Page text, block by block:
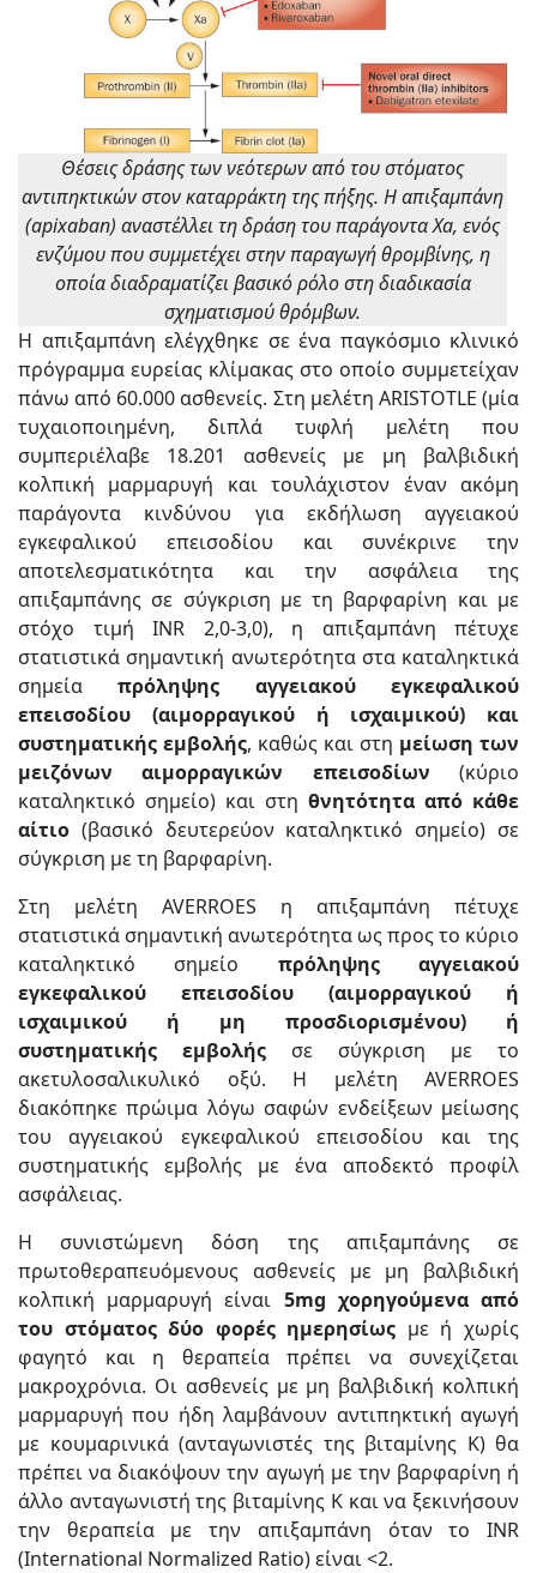
Θέσεις δράσης των νεότερων από του στόματος
αντιπηκτικών στον καταρράκτη της πήξης. Η απιξαμπάνη
(apixaban) αναστέλλει τη δράση του παράγοντα Xa, ενός
ενζύμου που συμμετέχει στην παραγωγή θρομβίνης, η
οποία διαδραματίζει βασικό ρόλο στη διαδικασία
σχηματισμού θρόμβων.
Η απιξαμπάνη ελέγχθηκε σε ένα παγκόσμιο κλινικό
πρόγραμμα ευρείας κλίμακας στο οποίο συμμετείχαν
πάνω από 60.000 ασθενείς. Στη μελέτη ARISTOTLE (μία
τυχαιοποιημένη, διπλά τυφλή μελέτη που
συμπεριέλαβε 18.201 ασθενείς με μη βαλβιδική
κολπική μαρμαρυγή και τουλάχιστον έναν ακόμη
παράγοντα κινδύνου για εκδήλωση αγγειακού
εγκεφαλικού επεισοδίου και συνέκρινε την
αποτελεσματικότητα και την ασφάλεια της
απιξαμπάνης σε σύγκριση με τη βαρφαρίνη και με
στόχο τιμή INR 2,0-3,0), η απιξαμπάνη πέτυχε
στατιστικά σημαντική ανωτερότητα στα καταληκτικά
σημείαπρόληψης αγγειακού εγκεφαλικού
επεισοδίου (αιμορραγικού ή ισχαιμικού) και
συστηματικής εμβολής, καθώς και στη μείωση των
μειζόνων αιμορραγικών επεισοδίων (κύριο
καταληκτικό σημείο) και στη θνητότητα από κάθε
αίτιο (βασικό δευτερεύον καταληκτικό σημείο) σε
σύγκριση με τη βαρφαρίνη.
Στη μελέτη AVERROES η απιξαμπάνη πέτυχε
στατιστικά σημαντική ανωτερότητα ως προς το κύριο
καταληκτικό σημείο πρόληψης αγγειακού
εγκεφαλικού επεισοδίου (αιμορραγικού ή
ισχαιμικού ή μη προσδιορισμένου) ή
συστηματικής εμβολής σε σύγκριση με το
ακετυλοσαλικυλικό οξύ. Η μελέτη AVERROES
διακόπηκε πρώιμα λόγω σαφών ενδείξεων μείωσης
του αγγειακού εγκεφαλικού επεισοδίου και της
συστηματικής εμβολής με ένα αποδεκτό προφίλ
ασφάλειας.
Η συνιστώμενη δόση της απιξαμπάνης σε
πρωτοθεραπευόμενους ασθενείς με μη βαλβιδική
κολπική μαρμαρυγή είναι 5mg χορηγούμενα από
του στόματος δύο φορές ημερησίως με ή χωρίς
φαγητό και η θεραπεία πρέπει να συνεχίζεται
μακροχρόνια. Οι ασθενείς με μη βαλβιδική κολπική
μαρμαρυγή που ήδη λαμβάνουν αντιπηκτική αγωγή
με κουμαρινικά (ανταγωνιστές της βιταμίνης Κ) θα
πρέπει να διακόψουν την αγωγή με την βαρφαρίνη ή
άλλο ανταγωνιστή της βιταμίνης Κ και να ξεκινήσουν
την θεραπεία με την απιξαμπάνη όταν το INR
(International Normalized Ratio) είναι <2.